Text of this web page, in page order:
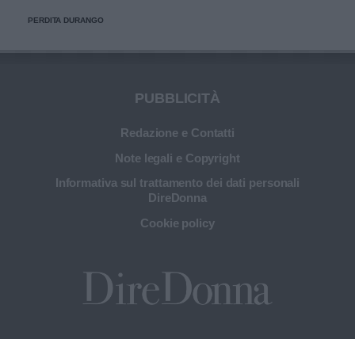
PERDITA DURANGO
PUBBLICITÀ
Redazione e Contatti
Note legali e Copyright
Informativa sul trattamento dei dati personali
DireDonna
Cookie policy